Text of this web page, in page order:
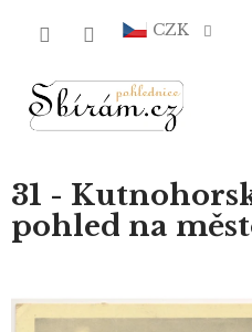
CZK
31 -
pohled na